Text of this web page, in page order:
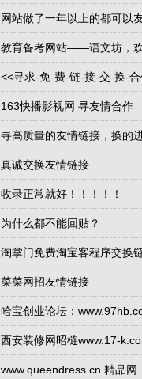
网站做了一年以上的都可以
教育备考网站——语文坊，欢
<<寻求-免-费-链-接-交-换-
163快播影视网 寻友情合作
寻高质量的友情链接，换的
真诚交换友情链接
收录正常就好！！！！！
为什么都不能回贴？
淘掌门免费淘宝客程序交换
菜菜网招友情链接
哈宝创业论坛：
西安装修网昭梿www.17-
www.queendress.cn 精品网